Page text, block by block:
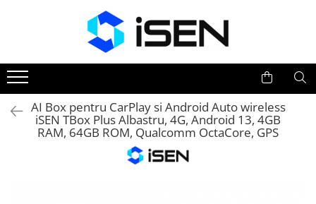
Trotinete electrice
Piese si accesorii
AI Box pentru CarPlay si Android Auto wireless
iSEN TBox Plus Albastru, 4G, Android 13, 4GB
RAM, 64GB ROM, Qualcomm OctaCore, GPS